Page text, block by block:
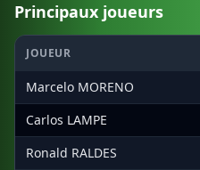
Principaux joueurs
JOUEUR
Marcelo MORENO
Carlos LAMPE
Ronald RALDES